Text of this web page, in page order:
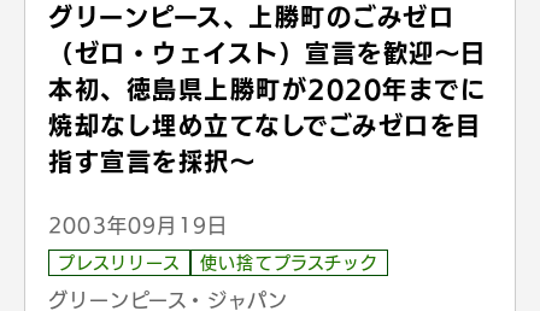
グリーンピース、上勝町のごみゼロ
（ゼロ・ウェイスト）宣言を歓迎～日
本初、徳島県上勝町が2020年までに
焼却なし埋め立てなしでごみゼロを目
指す宣言を採択～
2003年09月19日
プレスリリース 使い捨てプラスチック
グリーンピース・ジャパン